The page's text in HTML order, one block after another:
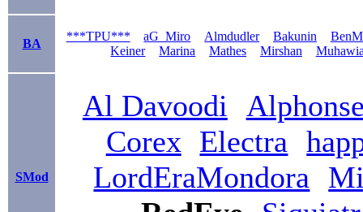
BA
***TPU*** aG_Miro Almdudler Bakunin
Keiner
Marina Mathes Mirshan
SMod
Al Davoodi
Corex Electra
LordEraMondora